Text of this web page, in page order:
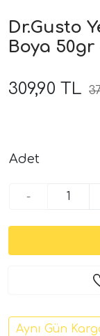
Dr.Gusto
Boya 50gr
309,90 TL
Adet
-
Aynı Gün